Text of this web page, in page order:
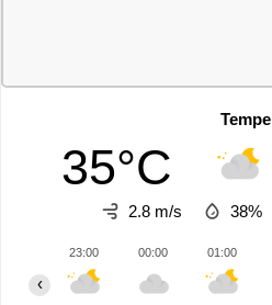
Tempe
35°C
2.8 m/s 38%
23:00 00:00 01:00
‹